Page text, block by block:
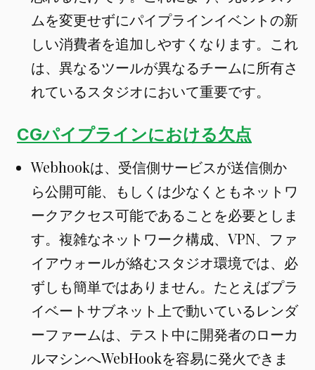
ムを変更せずにパイプラインイベントの新
しい消費者を追加しやすくなります。これ
は、異なるツールが異なるチームに所有さ
れているスタジオにおいて重要です。
CGパイプラインにおける欠点
Webhookは、受信側サービスが送信側か
ら公開可能、もしくは少なくともネットワ
ークアクセス可能であることを必要としま
す。複雑なネットワーク構成、VPN、ファ
イアウォールが絡むスタジオ環境では、必
ずしも簡単ではありません。たとえばプラ
イベートサブネット上で動いているレンダ
ーファームは、テスト中に開発者のローカ
ルマシンへWebHookを容易に発火できま